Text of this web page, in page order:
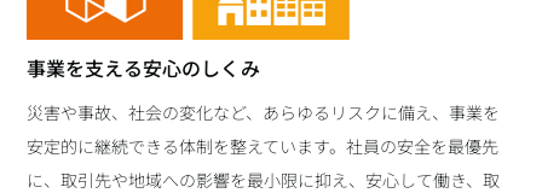
事業を支える安心のしくみ
災害や事故、社会の変化など、あらゆるリスクに備え、事業を
安定的に継続できる体制を整えています。社員の安全を最優先
に、取引先や地域への影響を最小限に抑え、安心して働き、取